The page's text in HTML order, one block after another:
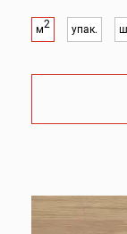
м2 упак.